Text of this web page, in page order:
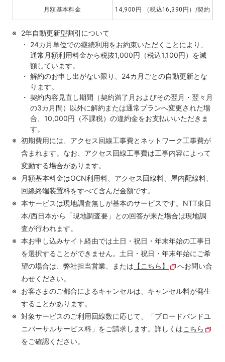
月額基本料金 14,900 円 （税込16,390 円）/契約
2年自動更新型割引について
24カ月単位での継続利用をお約束いただくことにより、
通常月額利用料金から税抜1,000円（税込1,100円）を減
額しています。
解約のお申し出がない限り、24カ月ごとの自動更新とな
ります。
契約内容見直し期間（契約満了月およびその翌月・翌々月
の3カ月間）以外に解約または通常プランへ変更された場
合、10,000円（不課税）の違約金をお支払いいただきま
す。
初期費用には、アクセス回線工事費とネットワーク工事費が
含まれます。なお、アクセス回線工事費は工事内容によって
変動する場合があります。
月額基本料金はOCN利用料、アクセス回線料、屋内配線料、
回線終端装置料をすべて含んだ金額です。
本サービスは現地調査無しが基本のサービスです。NTT東日
本/西日本から「現地調査要」との回答が来た場合は現地調
査が行われます。
本お申し込みサイト経由では土日・祝日・年末年始の工事日
を選択することができません。土日・祝日・年末年始にご希
望の場合は、弊社担当営業、または 【こちら】
へお問い合
わせください。
お客さまのご都合によるキャンセルは、キャンセル料が発生
することがあります。
対象サービスのご利用回線数に応じて、「ブロードバンドユ
ニバーサルサービス料」をご請求します。詳しくはこちら
をご確認ください。